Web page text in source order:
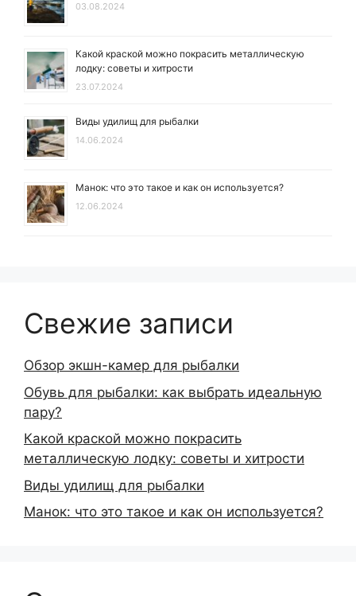
03.08.2024
Какой краской можно покрасить металлическую
лодку: советы и хитрости
23.07.2024
Виды удилищ для рыбалки
14.06.2024
Манок: что это такое и как он используется?
12.06.2024
Свежие записи
Обзор экшн-камер для рыбалки
Обувь для рыбалки: как выбрать идеальную
пару?
Какой краской можно покрасить
металлическую лодку: советы и хитрости
Виды удилищ для рыбалки
Манок: что это такое и как он используется?